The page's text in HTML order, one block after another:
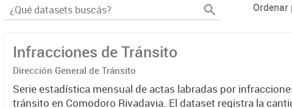
Ordenar
Infracciones de Tránsito
Dirección General de Tránsito
Serie estadística mensual de actas labradas por
tránsito en Comodoro Rivadavia. El dataset registra la